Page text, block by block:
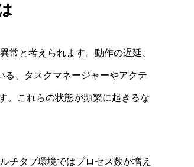
常と考えられます。動作の遅延、
る、タスクマネージャーやアクテ
。これらの状態が頻繁に起きるな
チタブ環境ではプロセス数が増え